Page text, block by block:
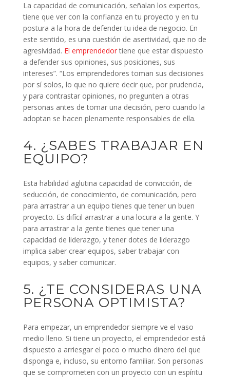
La capacidad de comunicación, señalan los expertos,
tiene que ver con la confianza en tu proyecto y en tu
postura a la hora de defender tu idea de negocio. En
este sentido, es una cuestión de asertividad, que no de
agresividad. El emprendedortiene que estar dispuesto
a defender sus opiniones, sus posiciones, sus
intereses”. “Los emprendedores toman sus decisiones
por sí solos, lo que no quiere decir que, por prudencia,
y para contrastar opiniones, no pregunten a otras
personas antes de tomar una decisión, pero cuando la
adoptan se hacen plenamente responsables de ella.
4. ¿SABES TRABAJAR EN
EQUIPO?
Esta habilidad aglutina capacidad de convicción, de
seducción, de conocimiento, de comunicación, pero
para arrastrar a un equipo tienes que tener un buen
proyecto. Es difícil arrastrar a una locura a la gente. Y
para arrastrar a la gente tienes que tener una
capacidad de liderazgo, y tener dotes de liderazgo
implica saber crear equipos, saber trabajar con
equipos, y saber comunicar.
5. ¿TE CONSIDERAS UNA
PERSONA OPTIMISTA?
Para empezar, un emprendedor siempre ve el vaso
medio lleno. Si tiene un proyecto, el emprendedor está
dispuesto a arriesgar el poco o mucho dinero del que
disponga e, incluso, su entorno familiar. Son personas
que se comprometen con un proyecto con un espíritu